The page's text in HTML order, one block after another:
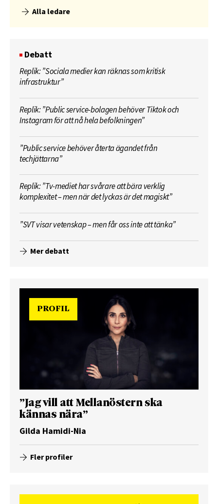
Alla ledare
Debatt
Replik: ”Sociala medier kan räknas som kritisk
infrastruktur”
Replik: ”Public service-bolagen behöver Tiktok och
Instagram för att nå hela befolkningen”
”Public service behöver återta ägandet från
techjättarna”
Replik: ”Tv-mediet har svårare att bära verklig
komplexitet – men när det lyckas är det magiskt”
”SVT visar vetenskap – men får oss inte att tänka”
Mer debatt
PROFIL
”Jag vill att Mellanöstern ska
kännas nära”
Gilda Hamidi-Nia
Fler profiler